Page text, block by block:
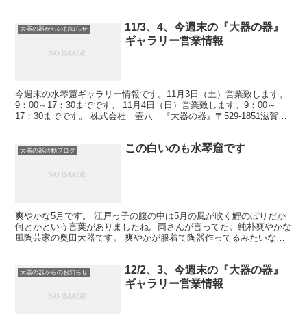
大器の器からのお知らせ
11/3、4、今週末の『大器の器』
ギャラリー営業情報
今週末の水琴窟ギャラリー情報です。11月3日（土）営業致します。
9：00～17：30までです。 11月4日（日）営業致します。9：00～
17：30までです。 株式会社 壷八 『大器の器』〒529-1851滋賀県
大器の器活動ブログ この白いのも水琴窟です
爽やかな5月です。 江戸っ子の腹の中は5月の風が吹く鯉のぼりだか
何とかという言葉がありましたね。両さんが言ってた。純朴爽やかな
風陶芸家の奥田大器です。 爽やかが服着て陶器作ってるみたいなと
大器の器からのお知らせ
12/2、3、今週末の『大器の器』
ギャラリー営業情報